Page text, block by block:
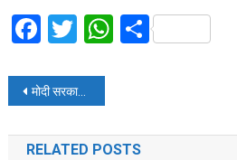
Facebook
Twitter
WhatsApp
Share
Post
navigation
मोदी सरकार को मिली बड़ी राहत, राफेल सौदे की अब नहीं होगी जांच
RELATED POSTS